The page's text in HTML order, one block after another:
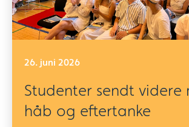
26. juni 2026
Studenter sendt videre
håb og eftertanke